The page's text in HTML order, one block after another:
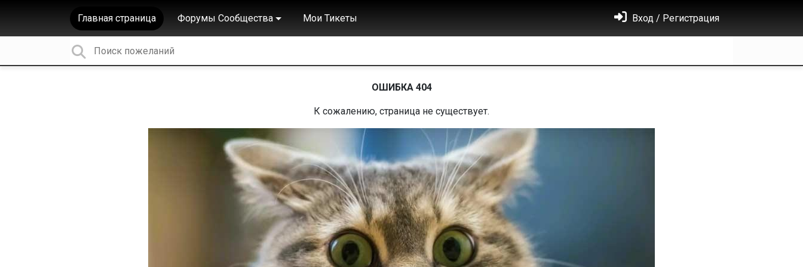
Главная страница Форумы Сообщества Мои Тикеты Вход / Регистрация
ОШИБКА 404
К сожалению, страница не существует.